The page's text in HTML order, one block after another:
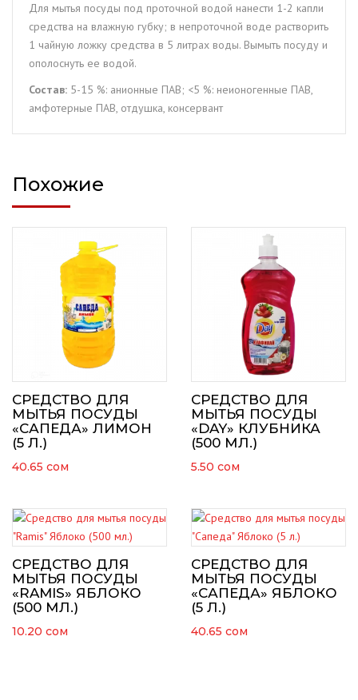
Для мытья посуды под проточной водой нанести 1-2 капли
средства на влажную губку; в непроточной воде растворить
1 чайную ложку средства в 5 литрах воды. Вымыть посуду и
ополоснуть ее водой.
Состав: 5-15 %: анионные ПАВ; <5 %: неионогенные ПАВ,
амфотерные ПАВ, отдушка, консервант
Похожие
СРЕДСТВО ДЛЯ
МЫТЬЯ ПОСУДЫ
«САПЕДА» ЛИМОН
(5 Л.)
40.65 сом
СРЕДСТВО ДЛЯ
МЫТЬЯ ПОСУДЫ
«DAY» КЛУБНИКА
(500 МЛ.)
5.50 сом
СРЕДСТВО ДЛЯ
МЫТЬЯ ПОСУДЫ
«RAMIS» ЯБЛОКО
(500 МЛ.)
10.20 сом
СРЕДСТВО ДЛЯ
МЫТЬЯ ПОСУДЫ
«САПЕДА» ЯБЛОКО
(5 Л.)
40.65 сом